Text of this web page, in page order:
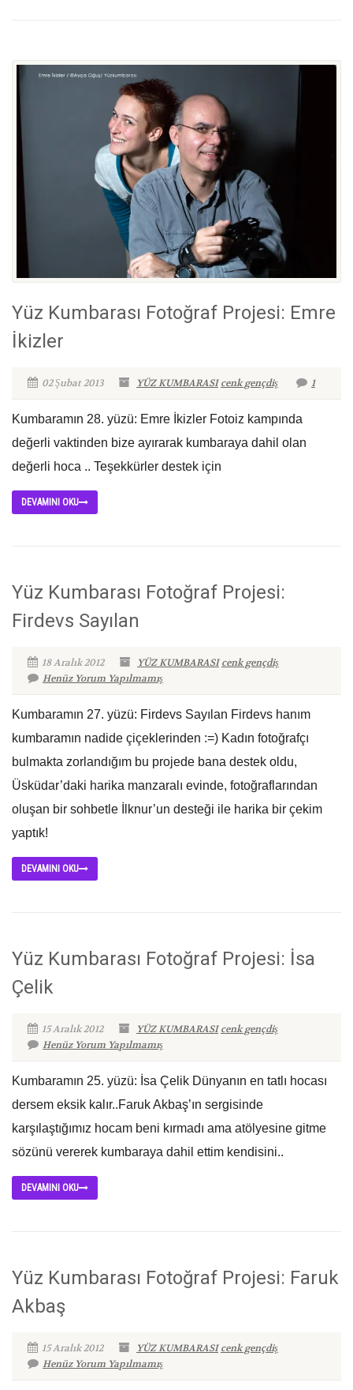
Yüz Kumbarası Fotoğraf Projesi: Emre
İkizler
02 Şubat 2013 YÜZ KUMBARASI cenk gençdiş 1
Kumbaramın 28. yüzü: Emre İkizler Fotoiz kampında
değerli vaktinden bize ayırarak kumbaraya dahil olan
değerli hoca .. Teşekkürler destek için
DEVAMINI OKU
Yüz Kumbarası Fotoğraf Projesi:
Firdevs Sayılan
18 Aralık 2012 YÜZ KUMBARASI cenk gençdiş
Henüz Yorum Yapılmamış
Kumbaramın 27. yüzü: Firdevs Sayılan Firdevs hanım
kumbaramın nadide çiçeklerinden :=) Kadın fotoğrafçı
bulmakta zorlandığım bu projede bana destek oldu,
Üsküdar’daki harika manzaralı evinde, fotoğraflarından
oluşan bir sohbetle İlknur’un desteği ile harika bir çekim
yaptık!
DEVAMINI OKU
Yüz Kumbarası Fotoğraf Projesi: İsa
Çelik
15 Aralık 2012 YÜZ KUMBARASI cenk gençdiş
Henüz Yorum Yapılmamış
Kumbaramın 25. yüzü: İsa Çelik Dünyanın en tatlı hocası
dersem eksik kalır..Faruk Akbaş’ın sergisinde
karşılaştığımız hocam beni kırmadı ama atölyesine gitme
sözünü vererek kumbaraya dahil ettim kendisini..
DEVAMINI OKU
Yüz Kumbarası Fotoğraf Projesi: Faruk
Akbaş
15 Aralık 2012 YÜZ KUMBARASI cenk gençdiş
Henüz Yorum Yapılmamış